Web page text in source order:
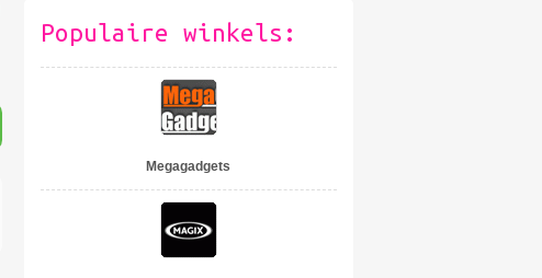
Populaire winkels:
Megagadgets